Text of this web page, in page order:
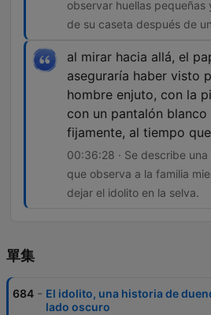
observar huellas
de su caseta después de
al mirar hacia allá, el
aseguraría haber visto
hombre enjuto, con la
con un pantalón blanco
fijamente, al tiempo
00:36:28 · Se describe
que observa a la familia
dejar el idolito en la selva.
單集
684 - El idolito, una historia de
lado oscuro